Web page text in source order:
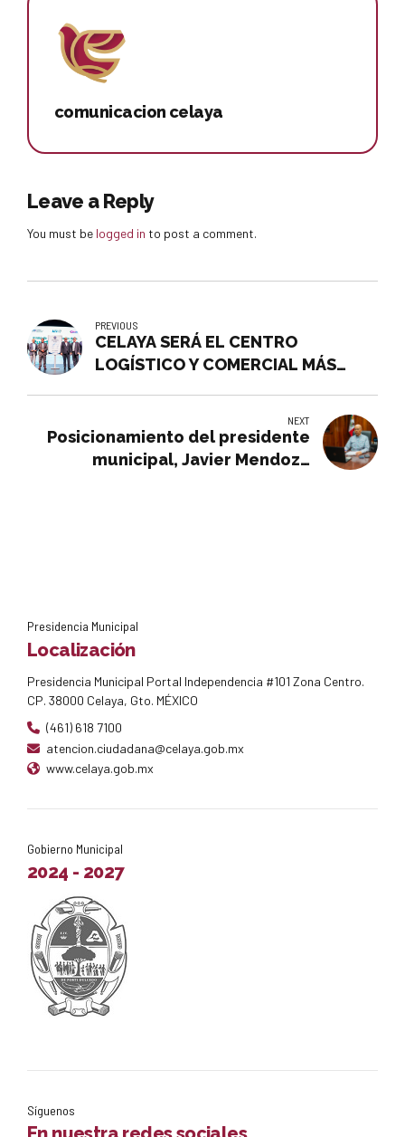
comunicacion celaya
Leave a Reply
You must be logged in to post a comment.
PREVIOUS
CELAYA SERÁ EL CENTRO
LOGÍSTICO Y COMERCIAL MÁS
NEXT
Posicionamiento del presidente
municipal, Javier Mendoza
Presidencia Municipal
Localización
Presidencia Municipal Portal Independencia #101 Zona Centro.
CP. 38000 Celaya, Gto. MÉXICO
(461) 618 7100
atencion.ciudadana@celaya.gob.mx
www.celaya.gob.mx
Gobierno Municipal
2024 - 2027
Síguenos